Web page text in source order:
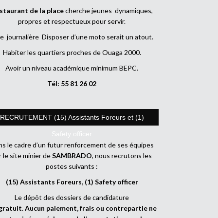
de la placecherche jeunes dynamiques,
propres et respectueux pour servir.
journalière Disposer d’une moto serait un atout.
Habiter les quartiers proches de Ouaga 2000.
Avoir un niveau académique minimum BEPC.
Tél: 55 81 26 02
RECRUTEMENT (15) Assistants Foreurs et (1)
Safety officer
le cadre d’un futur renforcement de ses équipes
le site minier deSAMBRADO, nous recrutons les
postes suivants :
(15) Assistants Foreurs, (1) Safety officer
Le dépôt des dossiers de candidature
.Aucun paiement, frais ou contrepartie ne